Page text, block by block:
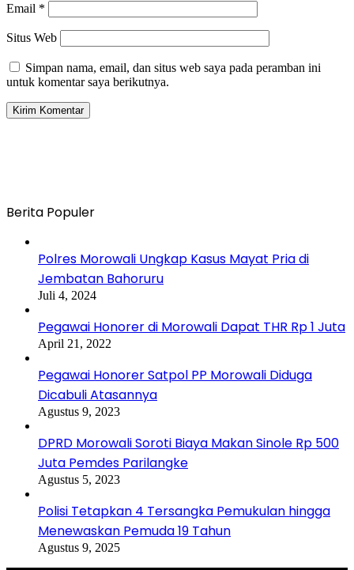
Email *
Situs Web
Simpan nama, email, dan situs web saya pada peramban ini
untuk komentar saya berikutnya.
Berita Populer
Polres Morowali Ungkap Kasus Mayat Pria di
Jembatan Bahoruru
Juli 4, 2024
Pegawai Honorer di Morowali Dapat THR Rp 1 Juta
April 21, 2022
Pegawai Honorer Satpol PP Morowali Diduga
Dicabuli Atasannya
Agustus 9, 2023
DPRD Morowali Soroti Biaya Makan Sinole Rp 500
Juta Pemdes Parilangke
Agustus 5, 2023
Polisi Tetapkan 4 Tersangka Pemukulan hingga
Menewaskan Pemuda 19 Tahun
Agustus 9, 2025